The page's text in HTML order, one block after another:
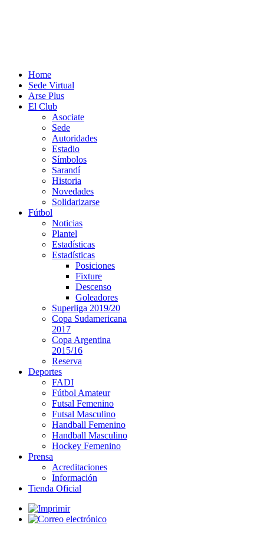
Home
Sede Virtual
Arse Plus
El Club
Asociate
Sede
Autoridades
Estadio
Símbolos
Sarandí
Historia
Novedades
Solidarizarse
Fútbol
Noticias
Plantel
Estadísticas
Estadísticas
Posiciones
Fixture
Descenso
Goleadores
Superliga 2019/20
Copa Sudamericana
2017
Copa Argentina
2015/16
Reserva
Deportes
FADI
Fútbol Amateur
Futsal Femenino
Futsal Masculino
Handball Femenino
Handball Masculino
Hockey Femenino
Prensa
Acreditaciones
Información
Tienda Oficial